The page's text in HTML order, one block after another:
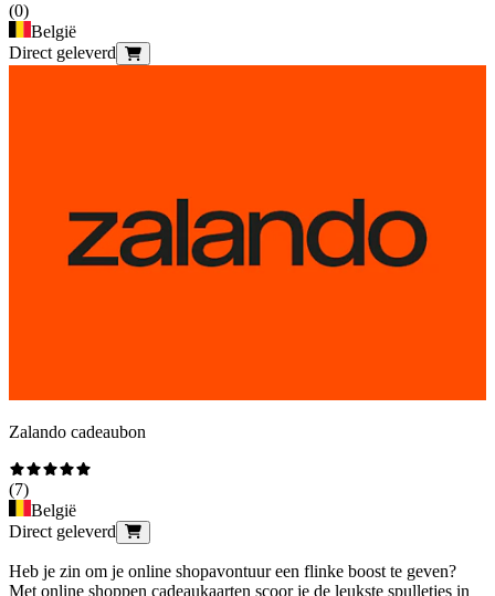
(0)
België
Direct geleverd
Zalando cadeaubon
(7)
België
Direct geleverd
Heb je zin om je online shopavontuur een flinke boost te geven?
Met online shoppen cadeaukaarten scoor je de leukste spulletjes in